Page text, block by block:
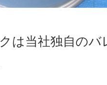
は当社独自の